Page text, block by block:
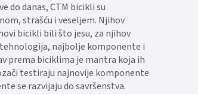
do danas, CTM bicikli su
strašću i veseljem. Njihov
bicikli bili što jesu, za njihov
najbolje komponente i
prema biciklima je mantra koja ih
testiraju najnovije komponente
se razvijaju do savršenstva.